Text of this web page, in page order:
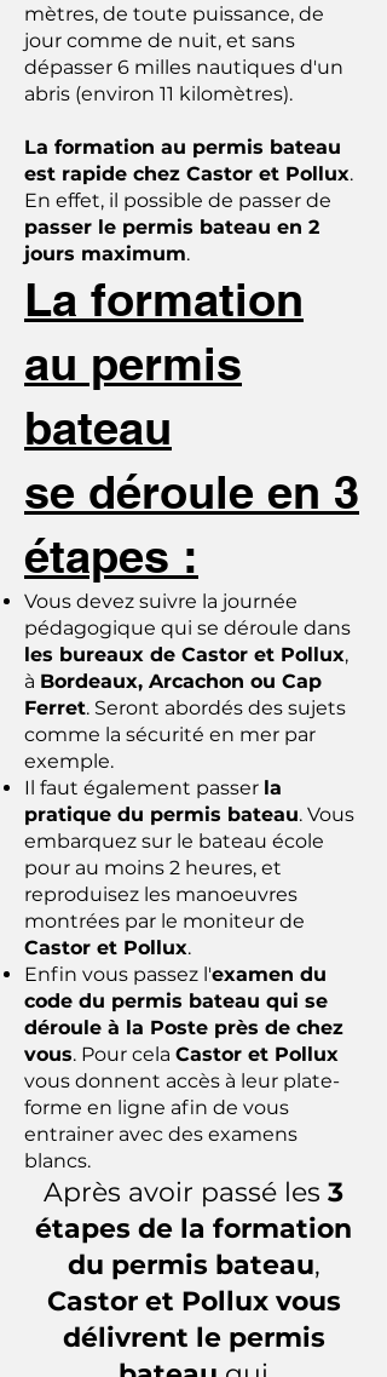
mètres, de toute puissance, de
jour comme de nuit, et sans
dépasser 6 milles nautiques d'un
abris (environ 11 kilomètres).
La formation au permis bateau
est rapide chez Castor et Pollux.
En effet, il possible de passer de
passer le permis bateau en 2
jours maximum.
La formation
au permis
bateau
se déroule en 3
étapes :
Vous devez suivre la journée
pédagogique qui se déroule dans
les bureaux de Castor et Pollux,
à Bordeaux, Arcachon ou Cap
Ferret. Seront abordés des sujets
comme la sécurité en mer par
exemple.
Il faut également passer la
pratique du permis bateau. Vous
embarquez sur le bateau école
pour au moins 2 heures, et
reproduisez les manoeuvres
montrées par le moniteur de
Castor et Pollux.
Enfin vous passez l'examen du
code du permis bateau qui se
déroule à la Poste près de chez
vous. Pour cela Castor et Pollux
vous donnent accès à leur plate-
forme en ligne afin de vous
entrainer avec des examens
blancs.
Après avoir passé les 3
étapes de la formation
du permis bateau,
Castor et Pollux vous
délivrent le permis